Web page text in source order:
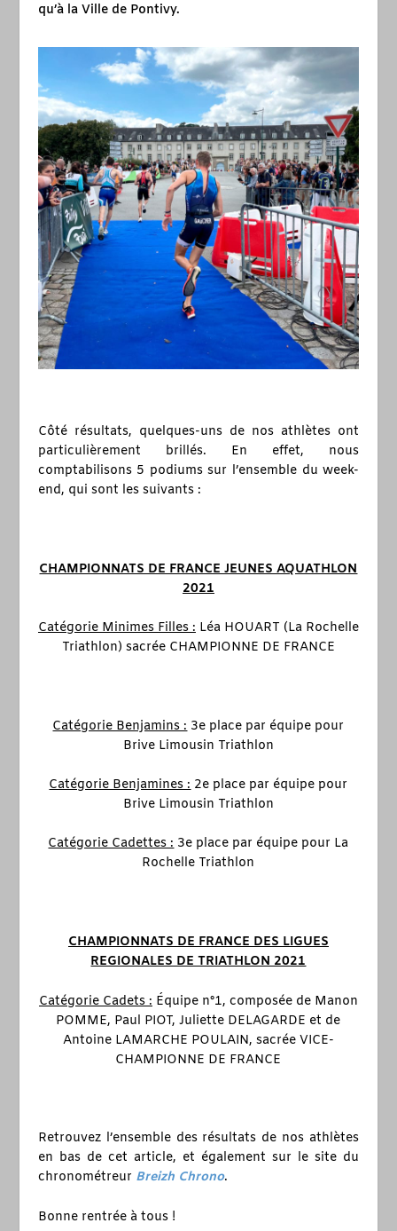
qu’à la Ville de Pontivy.
Côté résultats, quelques-uns de nos athlètes ont
particulièrement brillés. En effet, nous
comptabilisons 5 podiums sur l’ensemble du week-
end, qui sont les suivants :
CHAMPIONNATS DE FRANCE JEUNES AQUATHLON
2021
Catégorie Minimes Filles :Léa HOUART (La Rochelle
Triathlon) sacrée CHAMPIONNE DE FRANCE
Catégorie Benjamins : 3e place par équipe pour
Brive Limousin Triathlon
Catégorie Benjamines :2e place par équipe pour
Brive Limousin Triathlon
Catégorie Cadettes :3e place par équipe pour La
Rochelle Triathlon
CHAMPIONNATS DE FRANCE DES LIGUES
REGIONALES DE TRIATHLON 2021
Catégorie Cadets : Équipe n°1, composée de Manon
POMME, Paul PIOT, Juliette DELAGARDE et de
Antoine LAMARCHE POULAIN, sacrée VICE-
CHAMPIONNE DE FRANCE
Retrouvez l’ensemble des résultats de nos athlètes
en bas de cet article, et également sur le site du
chronométreur Breizh Chrono.
Bonne rentrée à tous !